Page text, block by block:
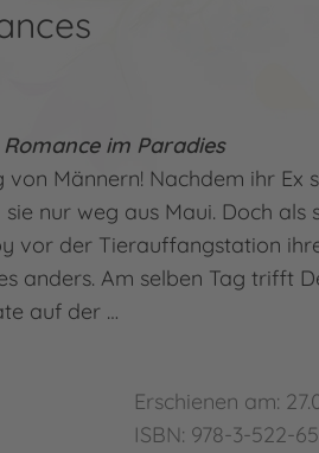
im Paradies
Männern! Nachdem ihr Ex
nur weg aus Maui. Doch als
vor der Tierauffangstation
anders. Am selben Tag trifft
auf der …
Erschienen am:
ISBN: 978-3-522-